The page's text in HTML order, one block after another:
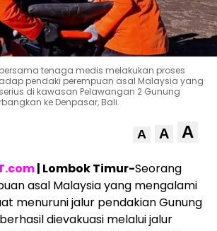
tenaga medis melakukan proses
pendaki perempuan asal Malaysia yang
di kawasan Pelawangan 2 Gunung
ke Denpasar, Bali.
A A A
| Lombok Timur-Seorang
asal Malaysia yang mengalami
menuruni jalur pendakian Gunung
dievakuasi melalui jalur